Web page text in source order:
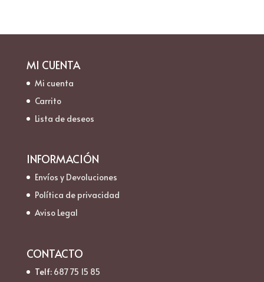
MI CUENTA
Mi cuenta
Carrito
Lista de deseos
INFORMACIÓN
Envíos y Devoluciones
Política de privacidad
Aviso Legal
CONTACTO
Telf: 687 75 15 85